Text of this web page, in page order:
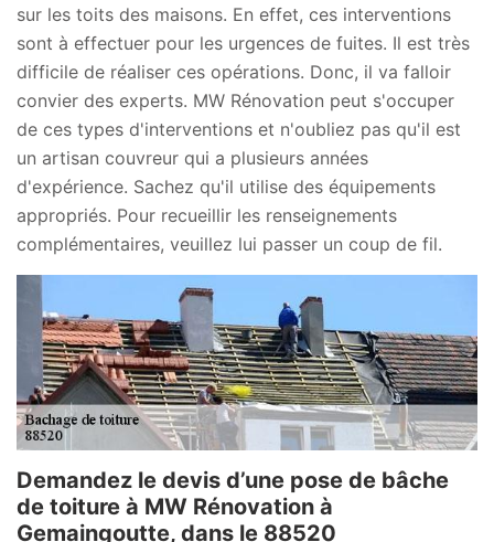
sur les toits des maisons. En effet, ces interventions
sont à effectuer pour les urgences de fuites. Il est très
difficile de réaliser ces opérations. Donc, il va falloir
convier des experts. MW Rénovation peut s'occuper
de ces types d'interventions et n'oubliez pas qu'il est
un artisan couvreur qui a plusieurs années
d'expérience. Sachez qu'il utilise des équipements
appropriés. Pour recueillir les renseignements
complémentaires, veuillez lui passer un coup de fil.
Demandez le devis d’une pose de bâche
de toiture à MW Rénovation à
Gemaingoutte, dans le 88520